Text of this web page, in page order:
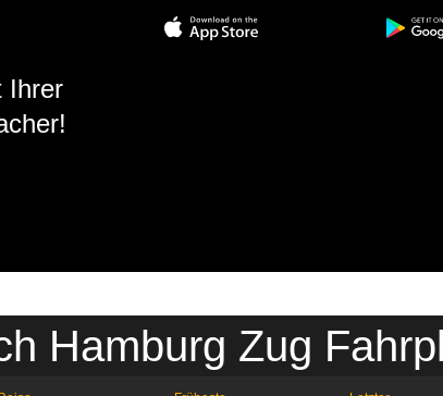
Ihrer
Hamburg Zug